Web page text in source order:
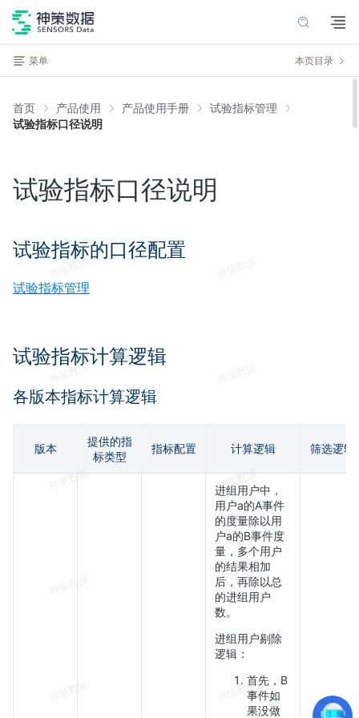
菜单 本页目录
首页 产品使用 产品使用手册
试验指标管理
试验指标口径说明
试验指标口径说明
试验指标的口径配置
试验指标管理
试验指标计算逻辑
各版本指标计算逻辑
版本
提供的指
标类型
指标配置 计算逻辑 筛选逻辑
进组用户中，
用户a的A事件
的度量除以用
户a的B事件度
量，多个用户
的结果相加
后，再除以总
的进组用户
数。
进组用户剔除
逻辑：
首先，B
事件如
果没做